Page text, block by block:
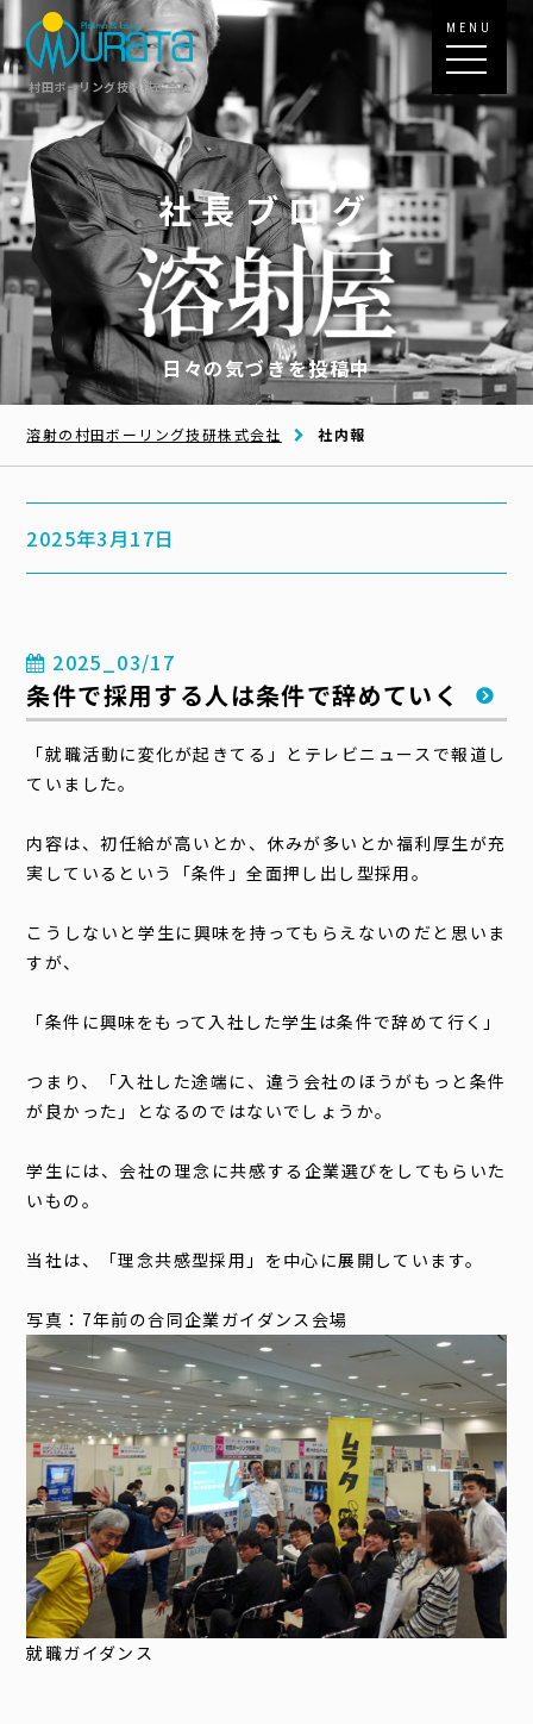
村田ボーリング技研株式会社
MENU
社長ブログ
日々の気づきを投稿中
溶射の村田ボーリング技研株式会社 社内報
2025年3月17日
2025_03/17
条件で採用する人は条件で辞めていく
「就職活動に変化が起きてる」とテレビニュースで報道し
ていました。
内容は、初任給が高いとか、休みが多いとか福利厚生が充
実しているという「条件」全面押し出し型採用。
こうしないと学生に興味を持ってもらえないのだと思いま
すが、
「条件に興味をもって入社した学生は条件で辞めて行く」
つまり、「入社した途端に、違う会社のほうがもっと条件
が良かった」となるのではないでしょうか。
学生には、会社の理念に共感する企業選びをしてもらいた
いもの。
当社は、「理念共感型採用」を中心に展開しています。
写真：7年前の合同企業ガイダンス会場
就職ガイダンス